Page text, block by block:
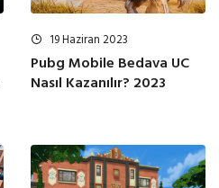
19 Haziran 2023
Pubg Mobile Bedava UC
Nasıl Kazanılır? 2023